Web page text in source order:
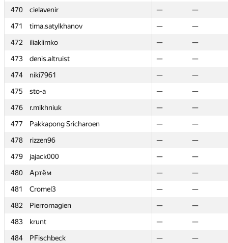
470
cielavenir —
—
471
tima.satylkhanov —
—
472
iliaklimko —
—
473
denis.altruist —
—
474
niki7961 —
—
475
sto-a —
—
476
r.mikhniuk —
—
477
Pakkapong Sricharoen —
—
478
rizzen96 —
—
479
jajack000 —
—
480
Артём —
—
481
Cromel3 —
—
482
Pierromagien —
—
483
krunt —
—
484
PFischbeck —
—
470
cielavenir —
—
471
tima.satylkhanov —
—
472
iliaklimko —
—
473
denis.altruist —
—
474
niki7961 —
—
475
sto-a —
—
476
r.mikhniuk —
—
477
Pakkapong Sricharoen —
—
478
rizzen96 —
—
479
jajack000 —
—
480
Артём —
—
481
Cromel3 —
—
482
Pierromagien —
—
483
krunt —
—
484
PFischbeck —
—